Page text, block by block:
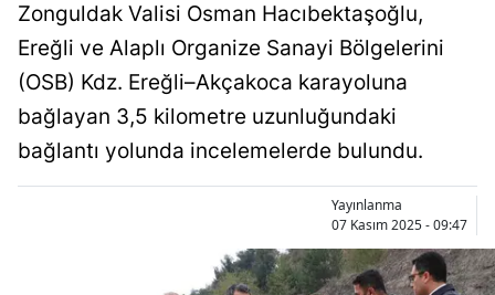
Zonguldak Valisi Osman Hacıbektaşoğlu,
Ereğli ve Alaplı Organize Sanayi Bölgelerini
(OSB) Kdz. Ereğli–Akçakoca karayoluna
bağlayan 3,5 kilometre uzunluğundaki
bağlantı yolunda incelemelerde bulundu.
Yayınlanma
07 Kasım 2025 - 09:47